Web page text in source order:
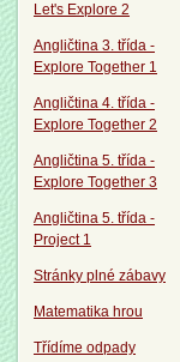
Let's Explore 2
Angličtina 3. třída -
Explore Together 1
Angličtina 4. třída -
Explore Together 2
Angličtina 5. třída -
Explore Together 3
Angličtina 5. třída -
Project 1
Stránky plné zábavy
Matematika hrou
Třídíme odpady